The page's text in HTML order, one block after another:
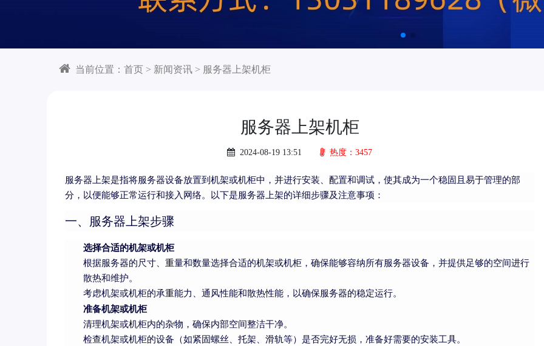
当前位置： 首页 > 新闻资讯 > 服务器上架机柜
服务器上架机柜
2024-08-19 13:51 热度：3457
服务器上架是指将服务器设备放置到机架或机柜中，并进行安装、配置和调试，使其成为一个稳固且易于管理的部
分，以便能够正常运行和接入网络。以下是服务器上架的详细步骤及注意事项：
一、服务器上架步骤
选择合适的机架或机柜
根据服务器的尺寸、重量和数量选择合适的机架或机柜，确保能够容纳所有服务器设备，并提供足够的空间进行
散热和维护。
考虑机架或机柜的承重能力、通风性能和散热性能，以确保服务器的稳定运行。
准备机架或机柜
清理机架或机柜内的杂物，确保内部空间整洁干净。
检查机架或机柜的设备（如紧固螺丝、托架、滑轨等）是否完好无损，准备好需要的安装工具。